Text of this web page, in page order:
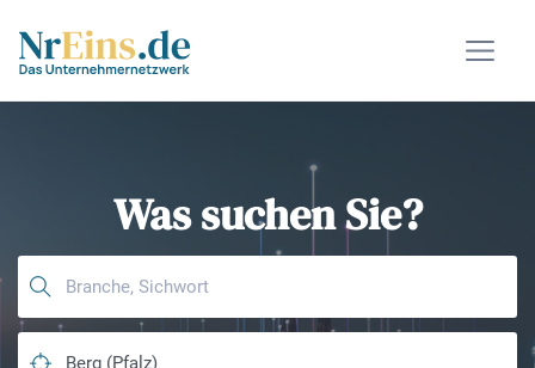
Was suchen Sie?